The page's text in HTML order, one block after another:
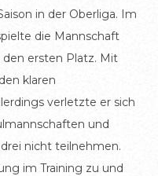
in der Oberliga. Im
die Mannschaft
ersten Platz. Mit
klaren
verletzte er sich
und
nicht teilnehmen.
im Training zu und